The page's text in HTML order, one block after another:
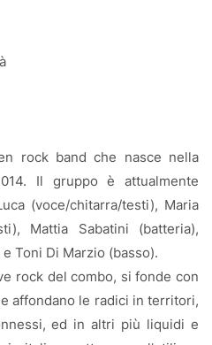
rock band che nasce nella
Il gruppo è attualmente
(voce/chitarra/testi), Maria
Mattia Sabatini (batteria),
Toni Di Marzio (basso).
rock del combo, si fonde con
affondano le radici in territori,
ed in altri più liquidi e